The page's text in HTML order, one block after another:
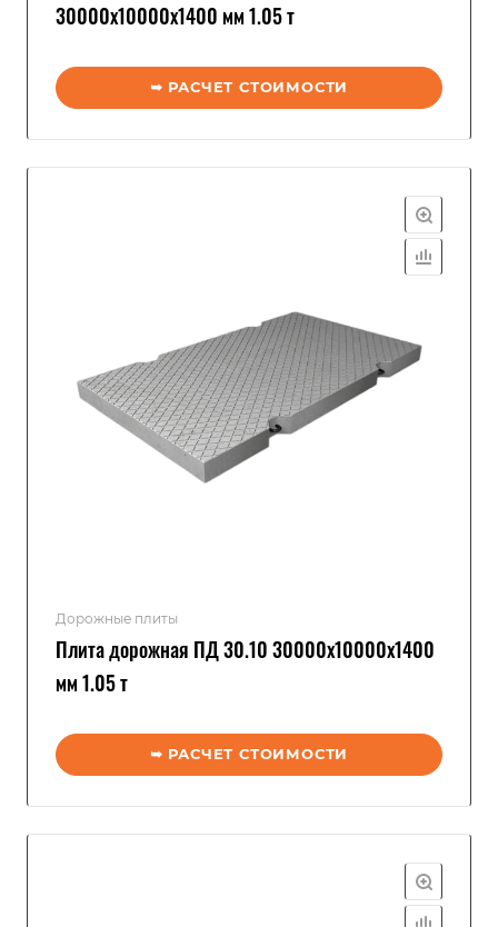
30000x10000x1400 мм 1.05 т
➥ РАСЧЕТ СТОИМОСТИ
Дорожные плиты
Плита дорожная ПД 30.10 30000x10000x1400
мм 1.05 т
➥ РАСЧЕТ СТОИМОСТИ